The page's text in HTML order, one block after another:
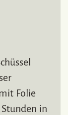
Folie
in